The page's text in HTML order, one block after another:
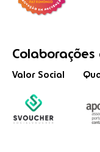
Colaborações
Valor Social